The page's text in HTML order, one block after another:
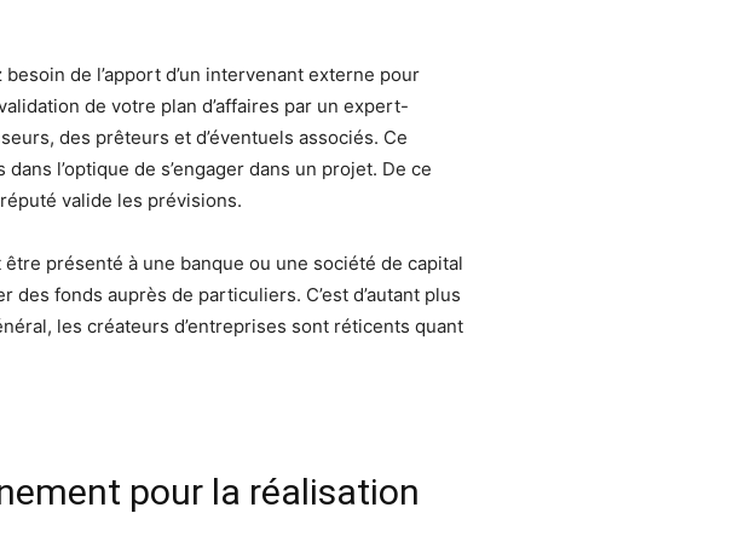
de l’apport d’un intervenant externe pour
de votre plan d’affaires par un expert-
des prêteurs et d’éventuels associés. Ce
l’optique de s’engager dans un projet. De ce
valide les prévisions.
présenté à une banque ou une société de capital
des fonds auprès de particuliers. C’est d’autant plus
les créateurs d’entreprises sont réticents quant
pour la réalisation